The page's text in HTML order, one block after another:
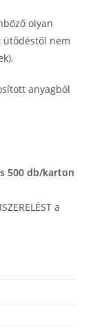
olyan
ütődéstől nem
anyagból
500 db/karton
a